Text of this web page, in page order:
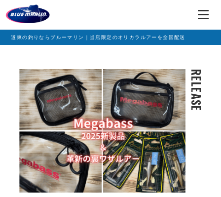
道東の釣りならブルーマリン｜当店限定のオリカラルアーを全国配送
RELEASE